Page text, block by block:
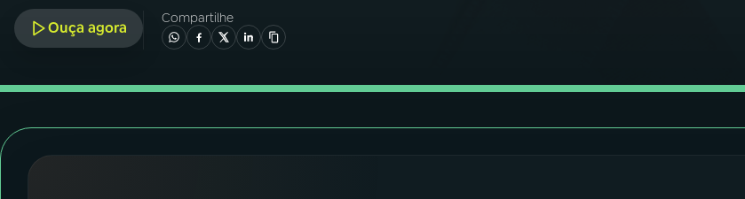
Ouça agora
Compartilhe